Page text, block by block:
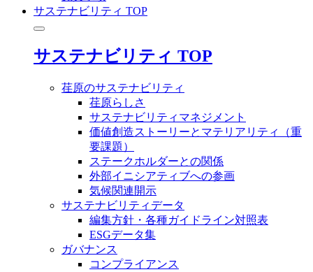
サステナビリティ TOP
サステナビリティ TOP
荏原のサステナビリティ
荏原らしさ
サステナビリティマネジメント
価値創造ストーリーとマテリアリティ（重
要課題）
ステークホルダーとの関係
外部イニシアティブへの参画
気候関連開示
サステナビリティデータ
編集方針・各種ガイドライン対照表
ESGデータ集
ガバナンス
コンプライアンス